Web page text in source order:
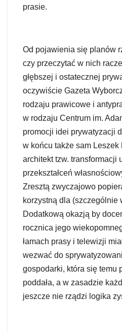
prasie.
Od pojawienia się planów
czy przeczytać w nich
głębszej i ostatecznej
oczywiście Gazeta
rodzaju prawicowe i
w rodzaju Centrum im.
promocji idei prywatyzacji
w końcu także sam Leszek
architekt tzw. transformacji
przekształceń
Zresztą zwyczajowo
korzystną dla (szczególnie
Dodatkową okazją by
rocznica jego
łamach prasy i telewizji
wezwać do
gospodarki, która się temu
poddała, a w zasadzie
jeszcze nie rządzi logika